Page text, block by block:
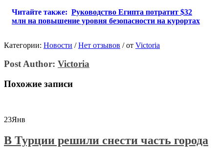
Читайте также: Руководство Египта потратит $32
млн на повышение уровня безопасности на курортах
Категории: Новости / Нет отзывов /от Victoria
Post Author: Victoria
Похожие записи
23Янв
В Турции решили снести часть города